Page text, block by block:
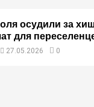
осудили за
для
27.05.2026 0